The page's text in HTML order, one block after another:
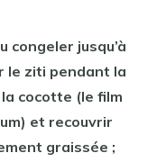
congeler jusqu’à
le ziti pendant la
cocotte (le film
et recouvrir
graissée ;